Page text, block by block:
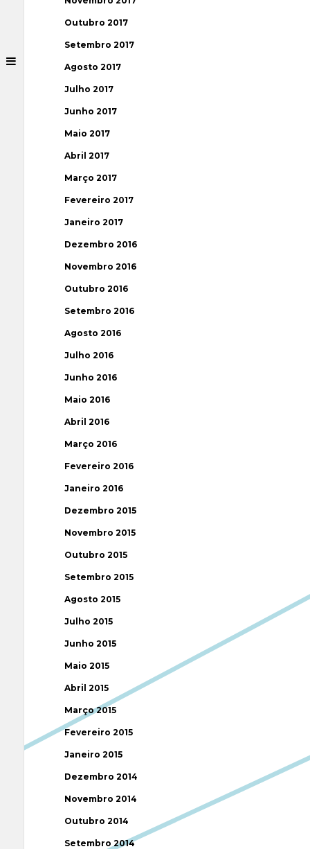
Outubro 2017
Setembro 2017
Agosto 2017
Julho 2017
Junho 2017
Maio 2017
Abril 2017
Março 2017
Fevereiro 2017
Janeiro 2017
Dezembro 2016
Novembro 2016
Outubro 2016
Setembro 2016
Agosto 2016
Julho 2016
Junho 2016
Maio 2016
Abril 2016
Março 2016
Fevereiro 2016
Janeiro 2016
Dezembro 2015
Novembro 2015
Outubro 2015
Setembro 2015
Agosto 2015
Julho 2015
Junho 2015
Maio 2015
Abril 2015
Março 2015
Fevereiro 2015
Janeiro 2015
Dezembro 2014
Novembro 2014
Outubro 2014
Setembro 2014